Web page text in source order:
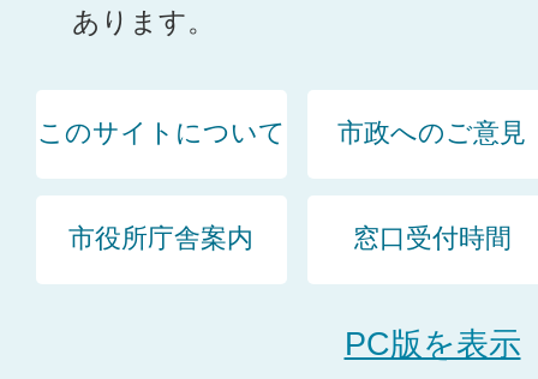
あります。
このサイトについて 市政へのご意見
市役所庁舎案内 窓口受付時間
PC版を表示